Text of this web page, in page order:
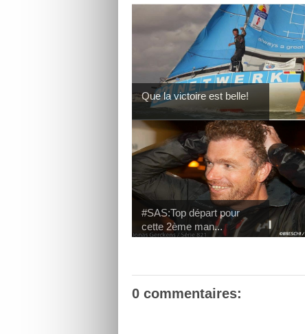
Que la victoire est belle!
#SAS:Top départ pour
cette 2ème man...
0 commentaires: